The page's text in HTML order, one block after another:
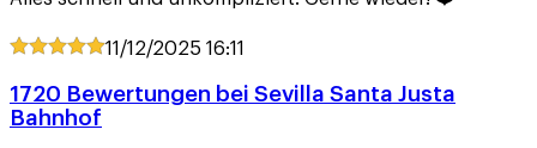
11/12/2025 16:11
1720 Bewertungen bei Sevilla Santa Justa
Bahnhof